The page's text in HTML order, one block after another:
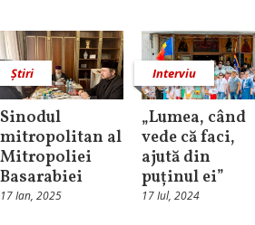
Știri
Sinodul
mitropolitan al
Mitropoliei
Basarabiei
17 Ian, 2025
Interviu
„Lumea, când
vede că faci,
ajută din
puținul ei”
17 Iul, 2024